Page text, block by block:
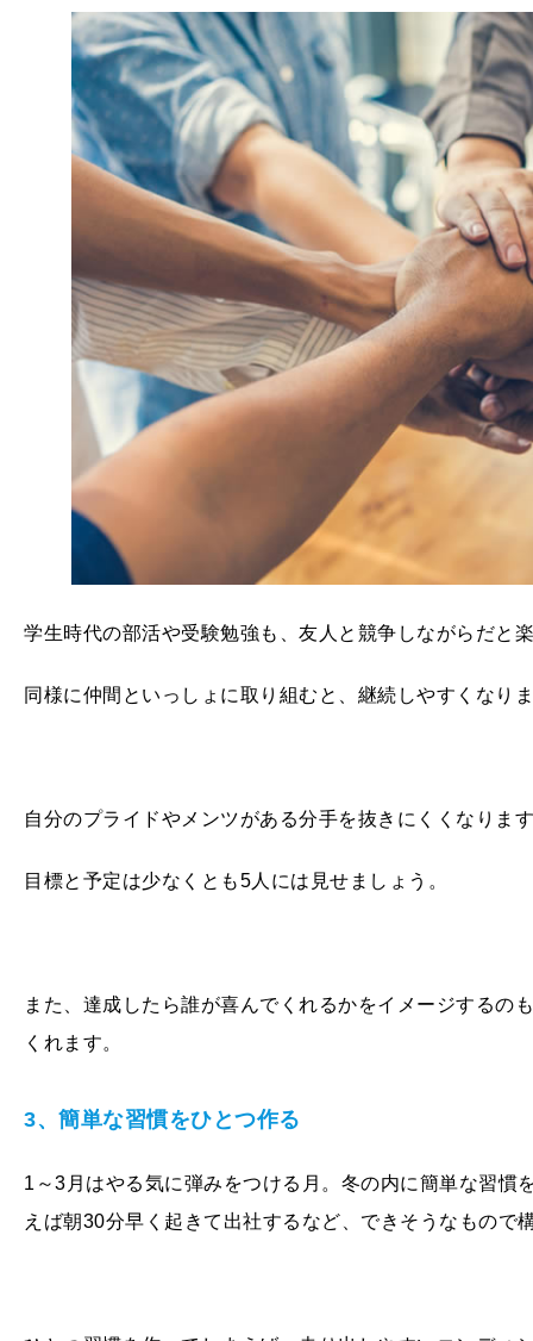
学生時代の部活や受験勉強も、友人と競争しながらだと
同様に仲間といっしょに取り組むと、継続しやすくなり
自分のプライドやメンツがある分手を抜きにくくなりま
目標と予定は少なくとも5人には見せましょう。
また、達成したら誰が喜んでくれるかをイメージするの
くれます。
3、簡単な習慣をひとつ作る
1～3 月はやる気に弾みをつける月。冬の内に簡単な習
えば朝30分早く起きて出社するなど、できそうなもので